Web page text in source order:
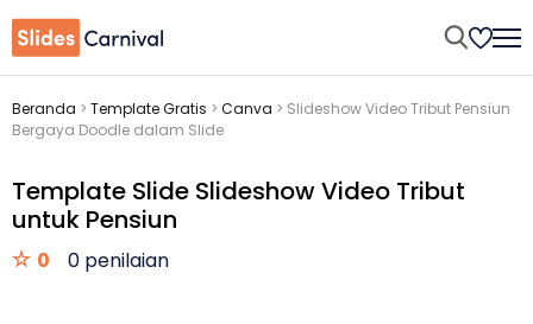
Beranda > Template Gratis > Canva > Slideshow Video Tribut Pensiun
Bergaya Doodle dalam Slide
Template Slide Slideshow Video Tribut
untuk Pensiun
0 0 penilaian